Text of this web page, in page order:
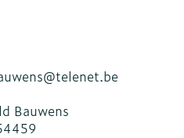
telenet.be
Bauwens